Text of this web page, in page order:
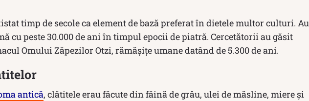
timp de secole ca element de bază preferat în dietele multor culturi. Au
cu peste 30.000 de ani în timpul epocii de piatră. Cercetătorii au găsit
Omului Zăpezilor Otzi, rămășițe umane datând de 5.300 de ani.
antică, clătitele erau făcute din făină de grâu, ulei de măsline, miere și